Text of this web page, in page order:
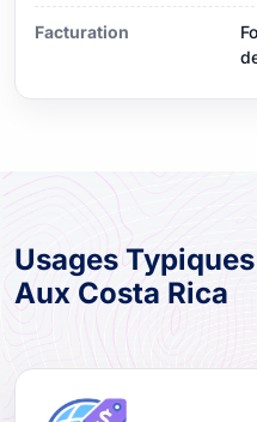
Facturation
Usages
Aux Costa Rica